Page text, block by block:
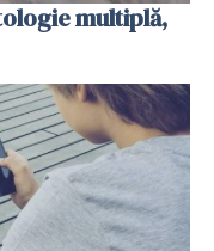
multiplă,